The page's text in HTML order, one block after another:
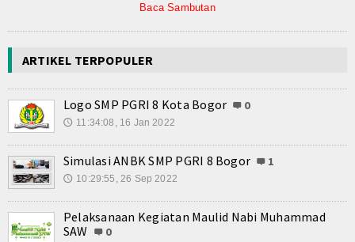
Baca Sambutan
ARTIKEL TERPOPULER
Logo SMP PGRI 8 Kota Bogor 0
🕔 11:34:08, 16 Jan 2022
Simulasi ANBK SMP PGRI 8 Bogor 1
🕔 10:29:55, 26 Sep 2022
Pelaksanaan Kegiatan Maulid Nabi Muhammad
SAW
0